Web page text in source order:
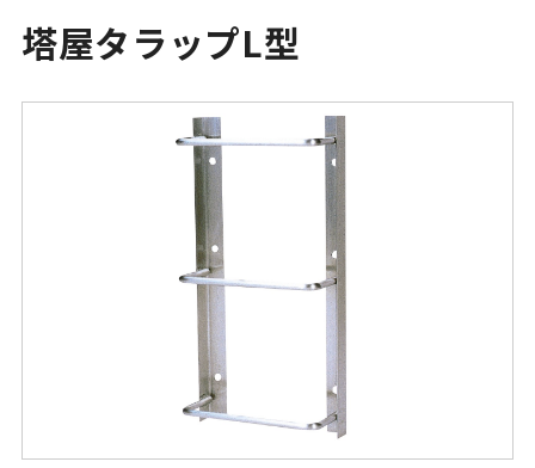
塔屋タラップL型